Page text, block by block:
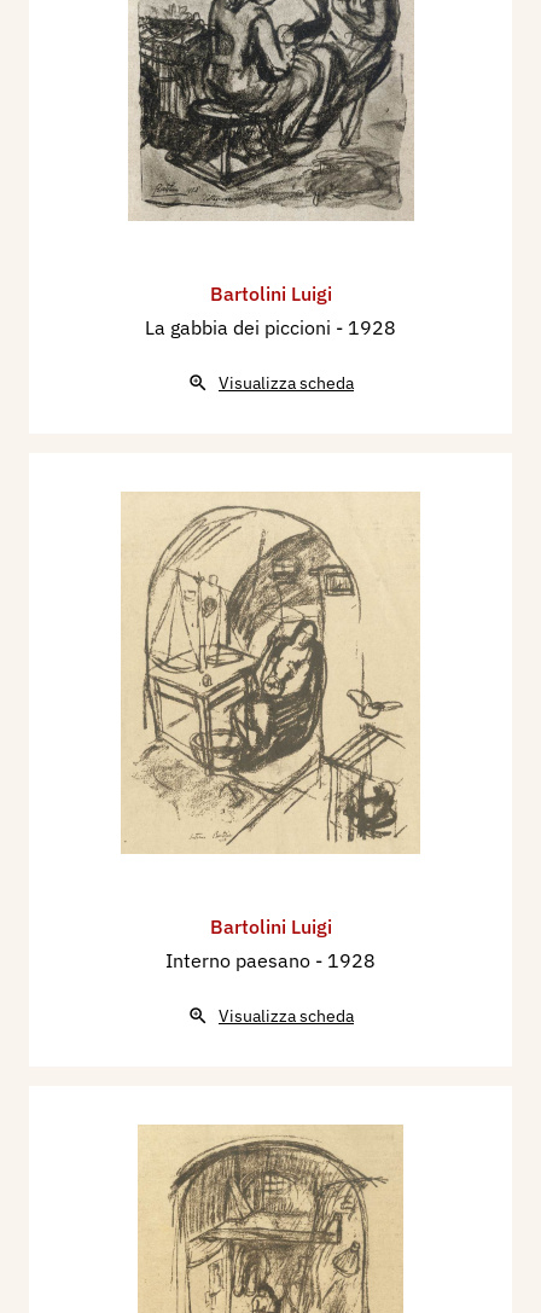
Bartolini Luigi
La gabbia dei piccioni - 1928
Visualizza scheda
Bartolini Luigi
Interno paesano - 1928
Visualizza scheda